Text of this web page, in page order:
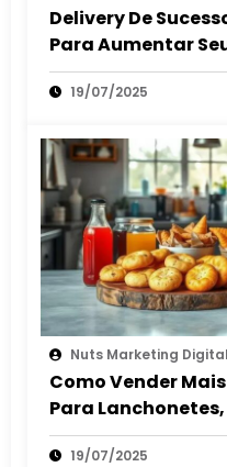
Delivery De
Para Aumentar
Lucro
19/07/2025
Nuts Marketing Digital
Como Vender
Para
Autônoma
19/07/2025